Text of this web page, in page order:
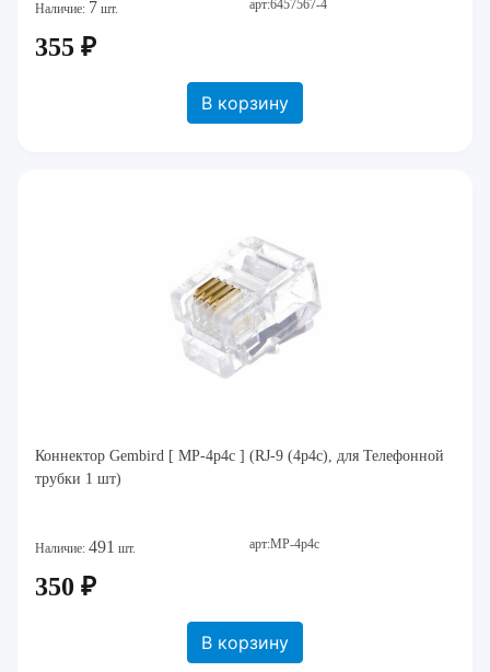
Наличие: 7 шт. арт:6457567-4
355 ₽
В корзину
Коннектор Gembird [ MP-4p4c ] (RJ-9 (4p4c), для Телефонной
трубки 1 шт)
Наличие: 491 шт. арт:MP-4p4c
350 ₽
В корзину